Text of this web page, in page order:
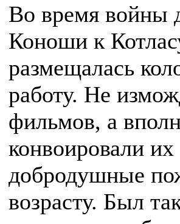
Во время войны
Коноши к
размещалась
работу. Не
фильмов, а
конвоировали
добродушные
возрасту. Был